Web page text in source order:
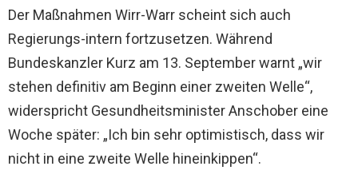
Der Maßnahmen Wirr-Warr scheint sich auch
Regierungs-intern fortzusetzen. Während
Bundeskanzler Kurz am 13. September warnt „wir
stehen definitiv am Beginn einer zweiten Welle“,
widerspricht Gesundheitsminister Anschober eine
Woche später: „Ich bin sehr optimistisch, dass wir
nicht in eine zweite Welle hineinkippen“.